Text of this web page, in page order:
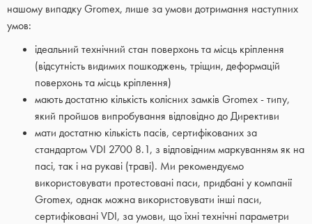
нашому випадку Gromex, лише за умови дотримання наступних
умов:
ідеальний технічний стан поверхонь та місць кріплення
(відсутність видимих пошкоджень, тріщин, деформацій
поверхонь та місць кріплення)
мають достатню кількість колісних замків Gromex - типу,
який пройшов випробування відповідно до Директиви
мати достатню кількість пасів, сертифікованих за
стандартом VDI 2700 8.1, з відповідним маркуванням як на
пасі, так і на рукаві (траві). Ми рекомендуємо
використовувати протестовані паси, придбані у компанії
Gromex, однак можна використовувати інші паси,
сертифіковані VDI, за умови, що їхні технічні параметри